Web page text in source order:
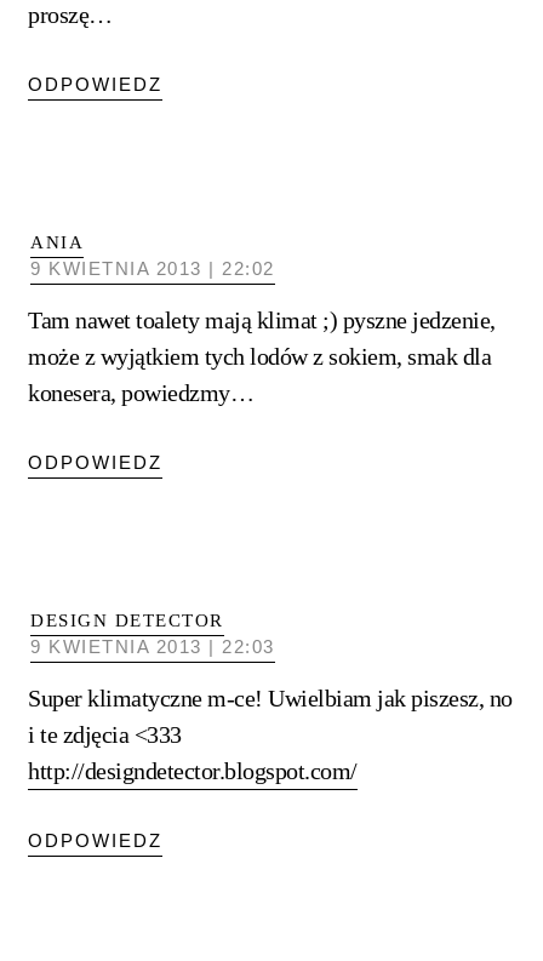
proszę…
ODPOWIEDZ
ANIA
9 KWIETNIA 2013 | 22:02
Tam nawet toalety mają klimat ;) pyszne jedzenie,
może z wyjątkiem tych lodów z sokiem, smak dla
konesera, powiedzmy…
ODPOWIEDZ
DESIGN DETECTOR
9 KWIETNIA 2013 | 22:03
Super klimatyczne m-ce! Uwielbiam jak piszesz, no
i te zdjęcia <333
http://designdetector.blogspot.com/
ODPOWIEDZ